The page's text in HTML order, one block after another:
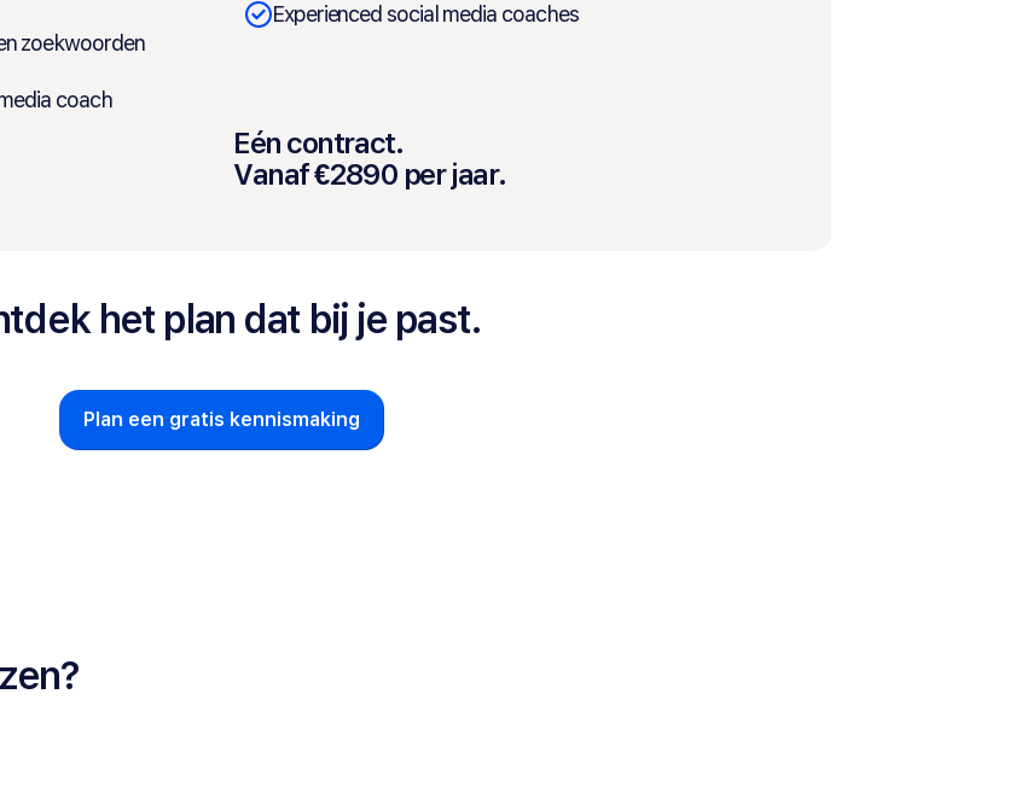
zoekwoorden
coach
Experienced social media coaches
Eén contract.
Vanaf €2890 per jaar.
het plan dat bij je past.
Plan een gratis kennismaking